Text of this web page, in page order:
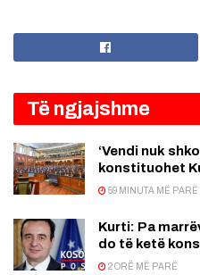
Të ngjajshme
‘Vendi nuk
konstituohet
59 MINUTA MË PARË
Kurti: Pa
do të ketë
2 ORË MË PARË